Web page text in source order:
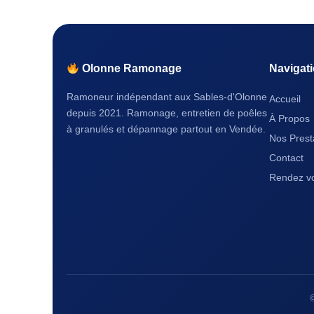
Olonne Ramonage
Ramoneur indépendant aux Sables-d'Olonne
depuis 2021. Ramonage, entretien de poêles
à granulés et dépannage partout en Vendée.
Accueil
À Propos
Nos
Contact
Rendez